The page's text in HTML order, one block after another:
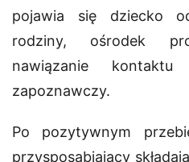
pojawia się dziecko
rodziny, ośrodek
nawiązanie
zapoznawczy.
Po pozytywnym
przysposabiający